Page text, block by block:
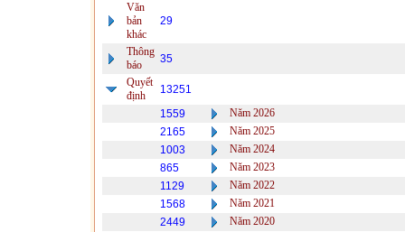
Văn
bản
khác
29
Thông
báo
35
Quyết
định
13251
1559
Năm 2026
2165
Năm 2025
1003
Năm 2024
865
Năm 2023
1129
Năm 2022
1568
Năm 2021
2449
Năm 2020